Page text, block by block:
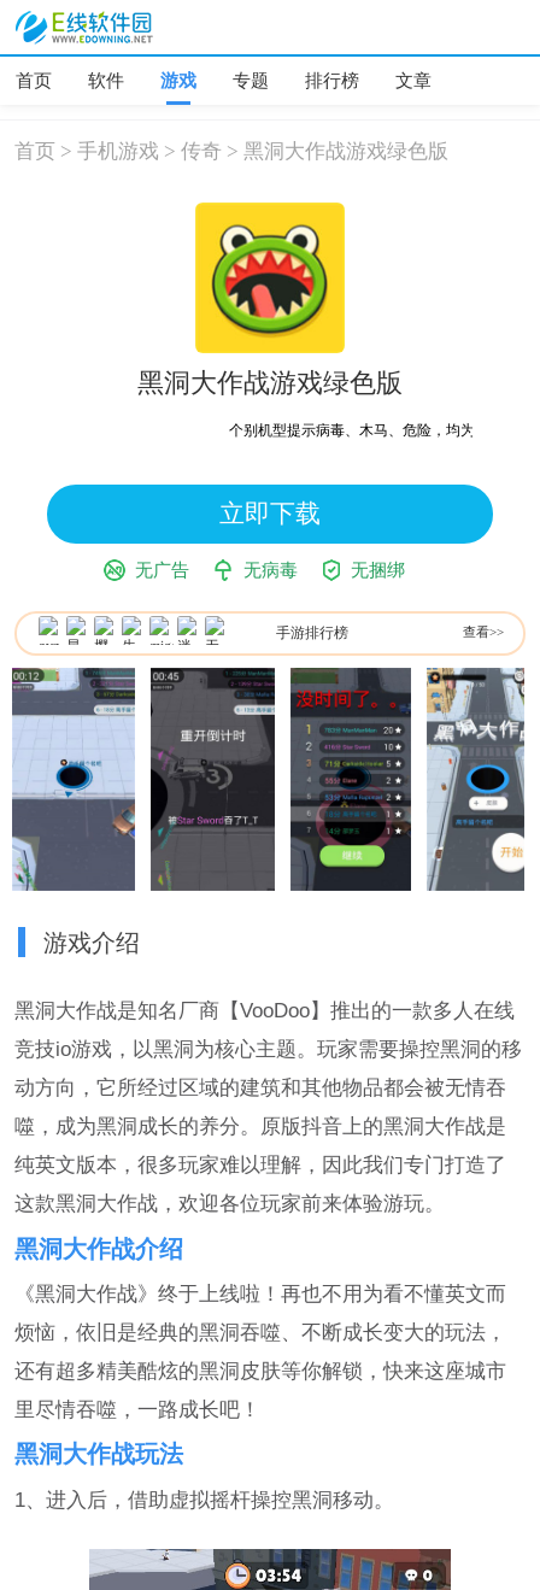
首页 软件 游戏 专题 排行榜 文章
首页 >手机游戏 >传奇 >黑洞大作战游戏绿色版
黑洞大作战游戏绿色版
个别机型提示病毒、木马、危险，均为误报可放心下载
立即下载
无广告 无病毒 无捆绑
手游排行榜 查看>>
游戏介绍
黑洞大作战是知名厂商【VooDoo】推出的一款多人在线
竞技io游戏，以黑洞为核心主题。玩家需要操控黑洞的移
动方向，它所经过区域的建筑和其他物品都会被无情吞
噬，成为黑洞成长的养分。原版抖音上的黑洞大作战是
纯英文版本，很多玩家难以理解，因此我们专门打造了
这款黑洞大作战，欢迎各位玩家前来体验游玩。
黑洞大作战介绍
《黑洞大作战》终于上线啦！再也不用为看不懂英文而
烦恼，依旧是经典的黑洞吞噬、不断成长变大的玩法，
还有超多精美酷炫的黑洞皮肤等你解锁，快来这座城市
里尽情吞噬，一路成长吧！
黑洞大作战玩法
1、进入后，借助虚拟摇杆操控黑洞移动。